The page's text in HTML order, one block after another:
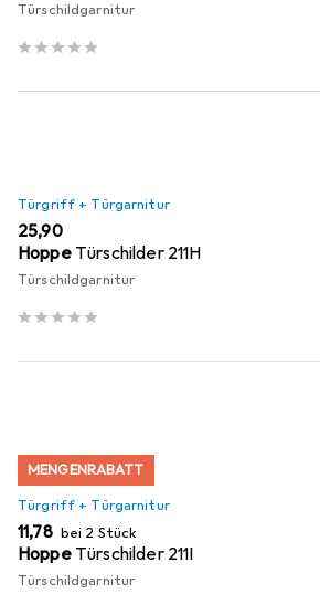
Türschildgarnitur
Türgriff + Türgarnitur
EUR
25,90
Hoppe Türschilder 211H
Türschildgarnitur
MENGENRABATT
Türgriff + Türgarnitur
EUR
11,78 bei 2 Stück
Hoppe Türschilder 211I
Türschildgarnitur